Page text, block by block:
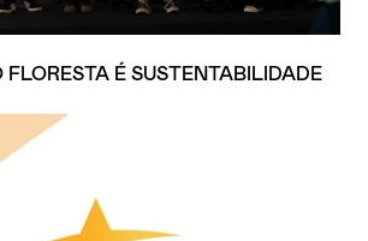
FLORESTA É SUSTENTABILIDADE